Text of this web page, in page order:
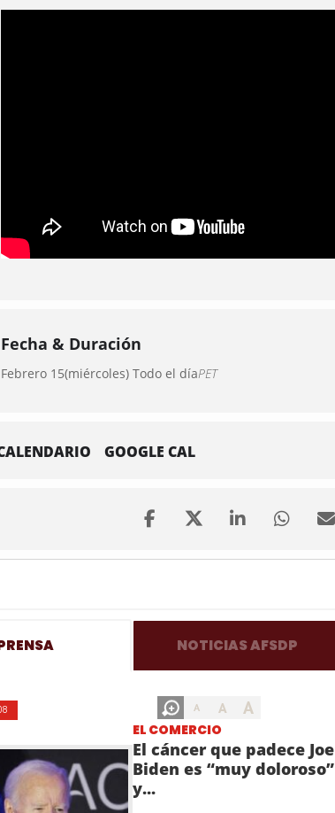
Fecha & Duración
Febrero 15(miércoles) Todo el díaPET
GOOGLE CAL
NOTICIAS AFSDP
A A A
EL COMERCIO
El cáncer que padece Joe
Biden es “muy doloroso”
y...